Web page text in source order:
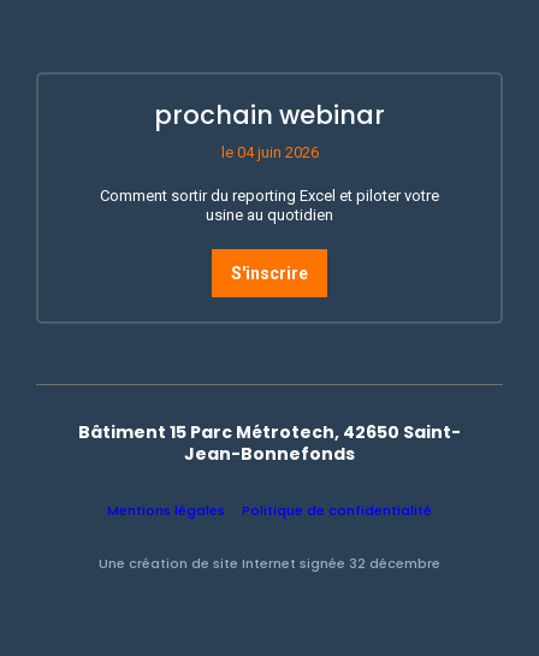
prochain webinar
le 04 juin 2026
Comment sortir du reporting Excel et piloter votre
usine au quotidien
S'inscrire
Bâtiment 15 Parc Métrotech, 42650 Saint-
Jean-Bonnefonds
Mentions légales Politique de confidentialité
Une création de site Internet signée 32 décembre